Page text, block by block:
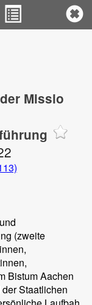
Missio
(zweite
Bistum Aachen
Staatlichen